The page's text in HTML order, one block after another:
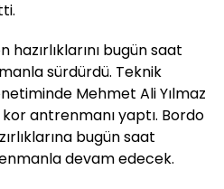
bugün saat
sürdürdü. Teknik
Mehmet Ali Yılmaz
antrenmanı yaptı. Bordo
bugün saat
devam edecek.